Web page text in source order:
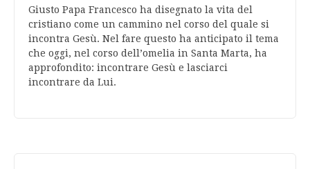
Giusto Papa Francesco ha disegnato la vita del
cristiano come un cammino nel corso del quale si
incontra Gesù. Nel fare questo ha anticipato il tema
che oggi, nel corso dell’omelia in Santa Marta, ha
approfondito: incontrare Gesù e lasciarci
incontrare da Lui.